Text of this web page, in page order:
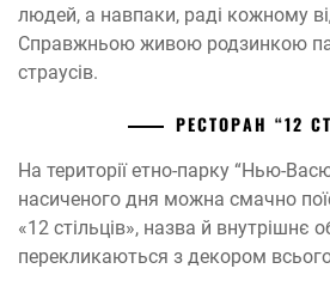
людей, а навпаки, раді кожному
Справжньою живою родзинкою
страусів.
РЕСТОРАН “12
На території етно-парку “Нью-
насиченого дня можна смачно
«12 стільців», назва й внутрішнє
перекликаються з декором